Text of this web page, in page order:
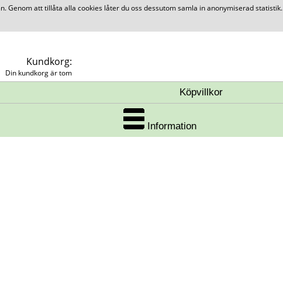
Genom att tillåta alla cookies låter du oss dessutom samla in anonymiserad statistik.
Kundkorg:
Din kundkorg är tom
Köpvillkor
Information